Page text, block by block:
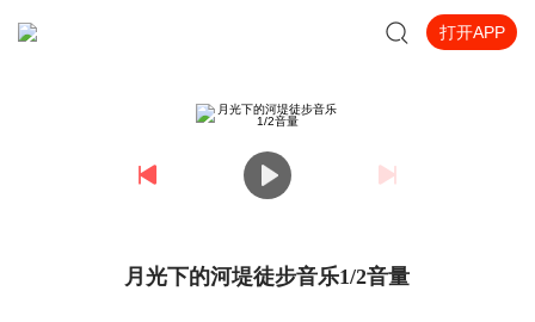
打开APP
月光下的河堤徒步音乐1/2音量